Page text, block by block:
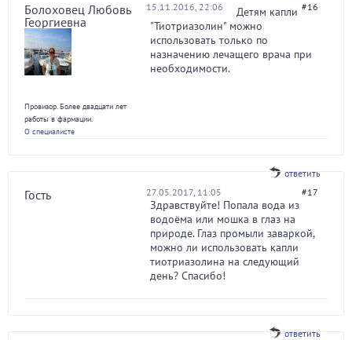
Болоховец Любовь
Георгиевна
Провизор. Более двадцати лет
работы в фармации.
О специалисте
15.11.2016, 22:06 #16
Детям капли
"Тиотриазолин" можно
использовать только по
назначению лечащего врача при
необходимости.
ответить
Гость 27.05.2017, 11:05 #17
Здравствуйте! Попала вода из
водоёма или мошка в глаз на
природе. Глаз промыли заваркой,
можно ли использовать капли
тиотриазолина на следующий
день? Спасибо!
ответить